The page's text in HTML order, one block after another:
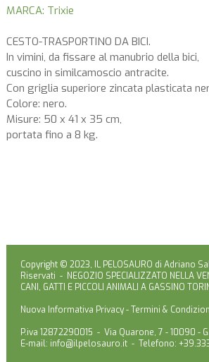
MARCA: Trixie
CESTO-TRASPORTINO DA BICI.
In vimini, da fissare al manubrio della bici,
cuscino in similcamoscio antracite.
Con griglia superiore zincata plasticata
Colore: nero.
Misure: 50 x 41 x 35 cm,
portata fino a 8 kg.
Copyright © 2023, IL PELOSAURO di Adriano
Riservati - NEGOZIO SPECIALIZZATO NELLA
CANI, GATTI E PICCOLI ANIMALI A GASSINO
Nuova Informativa Privacy-Termini &
P.iva 12872290015 - Via Quarone, 7 - 10090 -
E-mail: info@ilpelosauro.it- Telefono: